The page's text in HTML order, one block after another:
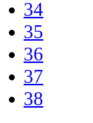
34
35
36
37
38